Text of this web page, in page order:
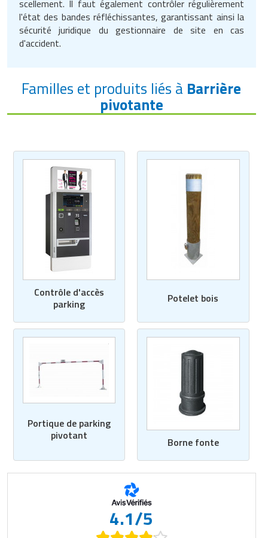
scellement. Il faut également contrôler régulièrement
l'état des bandes réfléchissantes, garantissant ainsi la
sécurité juridique du gestionnaire de site en cas
d'accident.
Familles et produits liés à Barrière
pivotante
Contrôle d'accès
parking
Potelet bois
Portique de parking
pivotant
Borne fonte
4.1/5